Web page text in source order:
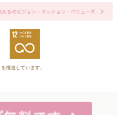
推進しています。